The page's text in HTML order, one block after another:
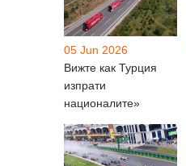
05 Jun 2026
Вижте как Турция
изпрати
националите»